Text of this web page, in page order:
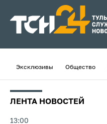
Эксклюзивы Общество
ЛЕНТА НОВОСТЕЙ
13:00